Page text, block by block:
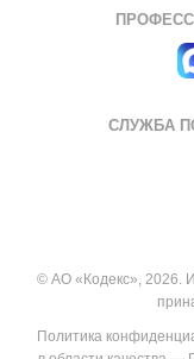
СЛУЖБА
© АО «Кодекс», 2026.
Политика